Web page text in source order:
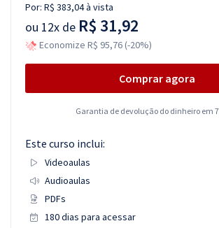
Por: R$ 383,04à vista
ou 12x de R$ 31,92
Economize R$ 95,76 (-20%)
Comprar agora
Garantia de devolução do dinheiro em
Este curso inclui:
Videoaulas
Audioaulas
PDFs
180 dias para acessar